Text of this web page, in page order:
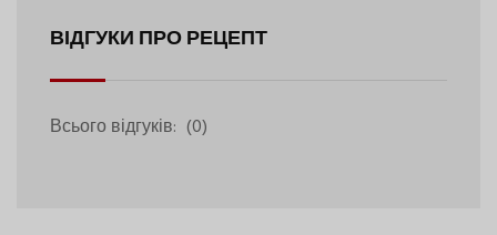
ВІДГУКИ ПРО РЕЦЕПТ
Всього відгуків: (0)